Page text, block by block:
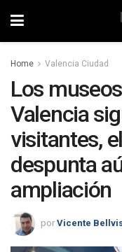
Home Valencia Ciudad
Los
Valencia
visitantes,
despunta
ampliación
por Vicente